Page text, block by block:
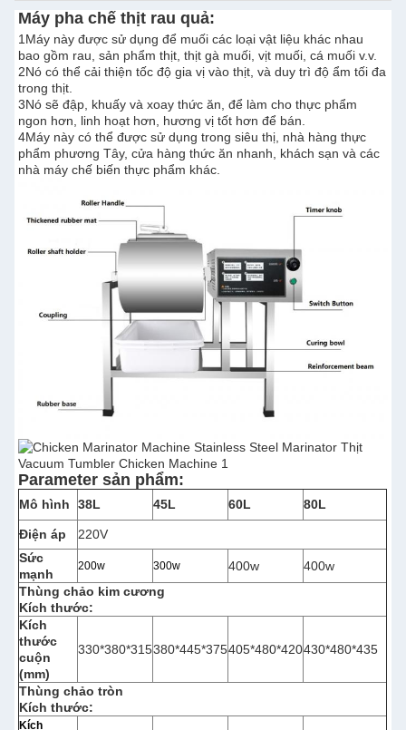
Máy pha chế thịt rau quả:
1Máy này được sử dụng để muối các loại vật liệu khác nhau
bao gồm rau, sản phẩm thịt, thịt gà muối, vịt muối, cá muối v.v.
2Nó có thể cải thiện tốc độ gia vị vào thịt, và duy trì độ ẩm tối đa
trong thịt.
3Nó sẽ đập, khuấy và xoay thức ăn, để làm cho thực phẩm
ngon hơn, linh hoạt hơn, hương vị tốt hơn để bán.
4Máy này có thể được sử dụng trong siêu thị, nhà hàng thực
phẩm phương Tây, cửa hàng thức ăn nhanh, khách sạn và các
nhà máy chế biến thực phẩm khác.
Parameter sản phẩm:
Mô hình 38L 45L 60L 80L
Điện áp
220V
Sức
mạnh
200w 300w 400w
400w
Thùng chảo kim cương
Kích thước:
Kích
thước
cuộn
(mm)
330*380*315380*445*375405*480*420430*480*435
Thùng chảo tròn
Kích thước:
Kích